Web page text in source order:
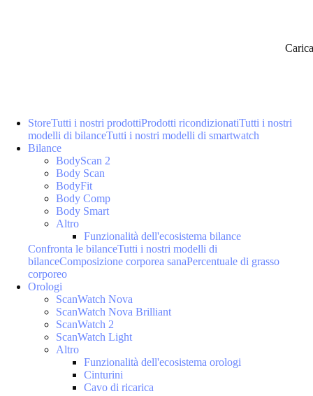
StoreTutti i nostri prodottiProdotti ricondizionatiTutti i nostri
modelli di bilanceTutti i nostri modelli di smartwatch
Bilance
BodyScan 2
Body Scan
BodyFit
Body Comp
Body Smart
Altro
Funzionalità dell'ecosistema bilance
Confronta le bilanceTutti i nostri modelli di
bilanceComposizione corporea sanaPercentuale di grasso
corporeo
Orologi
ScanWatch Nova
ScanWatch Nova Brilliant
ScanWatch 2
ScanWatch Light
Altro
Funzionalità dell'ecosistema orologi
Cinturini
Cavo di ricarica